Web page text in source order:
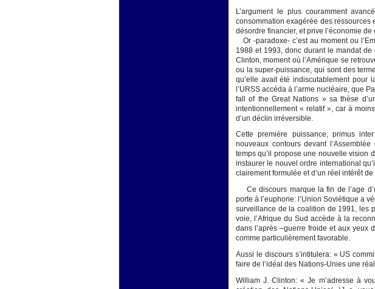
L’argument le plus couramment
consommation exagérée des
désordre financier, et prive l’économie
Or -paradoxe- c’est au moment ou
1988 et 1993, donc durant le mandat
Clinton, moment où l’Amérique se
ou la super-puissance, qui sont des
qu’elle avait été indiscutablement pour
l’URSS accéda à l’arme nucléaire, que
fall of the Great Nations » sa thèse
intentionnellement « relatif », car à
d’un déclin irréversible.
Cette première puissance, primus
nouveaux contours devant
temps qu’il propose une nouvelle vision
instaurer le nouvel ordre international
clairement formulée et d’un réel intérêt
Ce discours marque la fin de l’age
porte à l’euphorie: l’Union Soviétique a
surveillance de la coalition de 1991, les
voie, l’Afrique du Sud accède à la
dans l’après –guerre froide et aux yeux
comme particulièrement favorable.
Aussi le discours s’intitulera: « US
faire de l’idéal des Nations-Unies une
William J. Clinton: « Je m’adresse à